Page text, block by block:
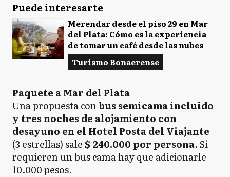
Puede interesarte
Merendar desde el piso 29 en Mar
del Plata: Cómo es la experiencia
de tomar un café desde las nubes
Turismo Bonaerense
Paquete a Mar del Plata
Una propuesta conbus semicama incluido
y tres noches de alojamiento con
desayuno en el Hotel Posta del Viajante
(3 estrellas) sale$ 240.000 por persona. Si
requieren un bus cama hay que adicionarle
10.000 pesos.